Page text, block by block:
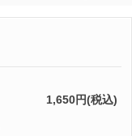
1,650円(税込)